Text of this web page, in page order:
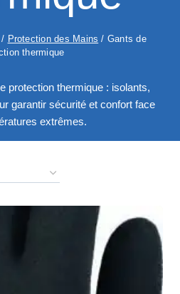
/ Protection des Mains / Gants de
thermique
protection thermique : isolants,
garantir sécurité et confort face
extrêmes.